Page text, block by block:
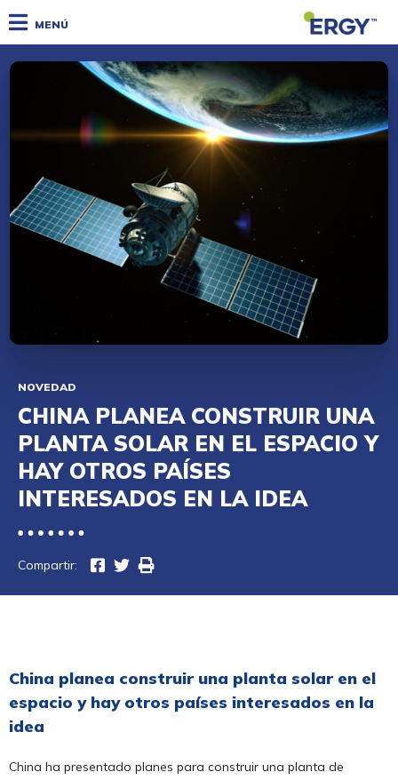
MENÚ
NOVEDAD
CHINA PLANEA CONSTRUIR UNA
PLANTA SOLAR EN EL ESPACIO Y
HAY OTROS PAÍSES
INTERESADOS EN LA IDEA
Compartir:
China planea construir una planta solar en el
espacio y hay otros países interesados en la
idea
China ha presentado planes para construir una planta de